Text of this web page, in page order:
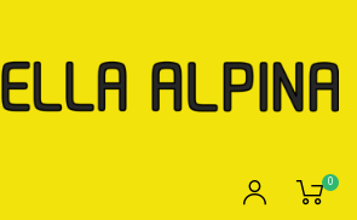
0